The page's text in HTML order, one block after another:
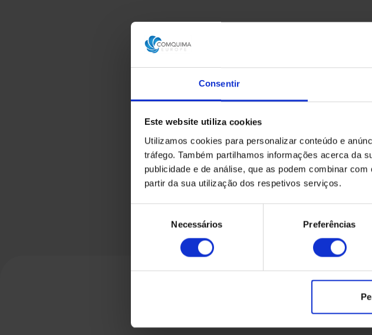
Consentir
Este website utiliza cookies
Utilizamos cookies para personalizar conteúdo e
tráfego. Também partilhamos informações acerca da
publicidade e de análise, que as podem combinar
partir da sua utilização dos respetivos serviços.
consentimento
Necessários Preferências